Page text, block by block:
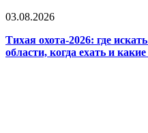
03.08.2026
Тихая охота-2026: где
области, когда ехать и